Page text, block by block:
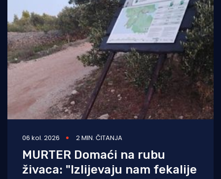
06 kol. 2026 2 MIN. ČITANJA
MURTER Domaći na rubu
živaca: "Izlijevaju nam fekalije